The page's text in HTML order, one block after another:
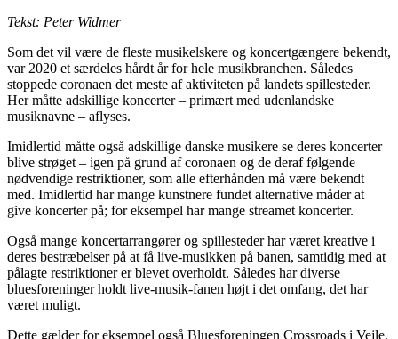
Tekst: Peter Widmer
Som det vil være de fleste musikelskere og koncertgængere bekendt,
var 2020 et særdeles hårdt år for hele musikbranchen. Således
stoppede coronaen det meste af aktiviteten på landets spillesteder.
Her måtte adskillige koncerter – primært med udenlandske
musiknavne – aflyses.
Imidlertid måtte også adskillige danske musikere se deres koncerter
blive strøget – igen på grund af coronaen og de deraf følgende
nødvendige restriktioner, som alle efterhånden må være bekendt
med. Imidlertid har mange kunstnere fundet alternative måder at
give koncerter på; for eksempel har mange streamet koncerter.
Også mange koncertarrangører og spillesteder har været kreative i
deres bestræbelser på at få live-musikken på banen, samtidig med at
pålagte restriktioner er blevet overholdt. Således har diverse
bluesforeninger holdt live-musik-fanen højt i det omfang, det har
været muligt.
Dette gælder for eksempel også Bluesforeningen Crossroads i Vejle,